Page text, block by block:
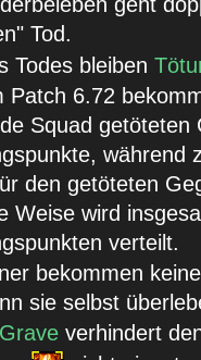
Tod.
Todes bleiben
Patch 6.72
Squad
während
den getöteten
Weise wird
verteilt.
bekommen
sie selbst
verhindert